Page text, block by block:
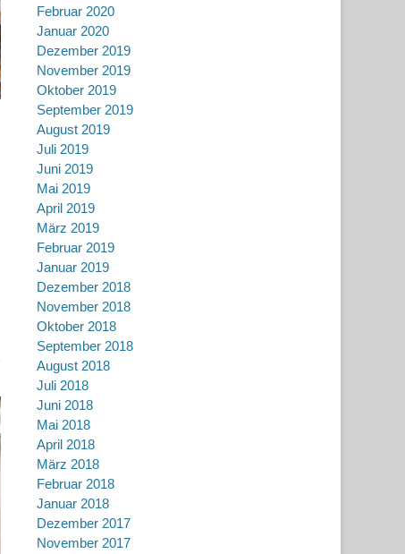
Februar 2020
Januar 2020
Dezember 2019
November 2019
Oktober 2019
September 2019
August 2019
Juli 2019
Juni 2019
Mai 2019
April 2019
März 2019
Februar 2019
Januar 2019
Dezember 2018
November 2018
Oktober 2018
September 2018
August 2018
Juli 2018
Juni 2018
Mai 2018
April 2018
März 2018
Februar 2018
Januar 2018
Dezember 2017
November 2017